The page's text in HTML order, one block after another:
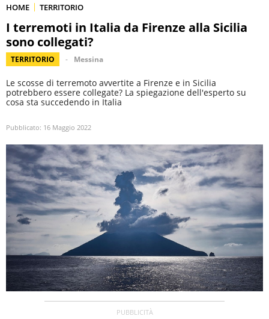
HOME TERRITORIO
I terremoti in Italia da Firenze alla Sicilia
sono collegati?
TERRITORIO Messina
Le scosse di terremoto avvertite a Firenze e in Sicilia
potrebbero essere collegate? La spiegazione dell'esperto su
cosa sta succedendo in Italia
Pubblicato: 16 Maggio 2022